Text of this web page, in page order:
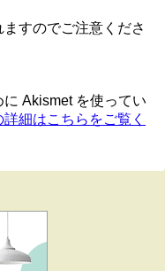
すのでご注意くださ
Akismet を使ってい
細はこちらをご覧く